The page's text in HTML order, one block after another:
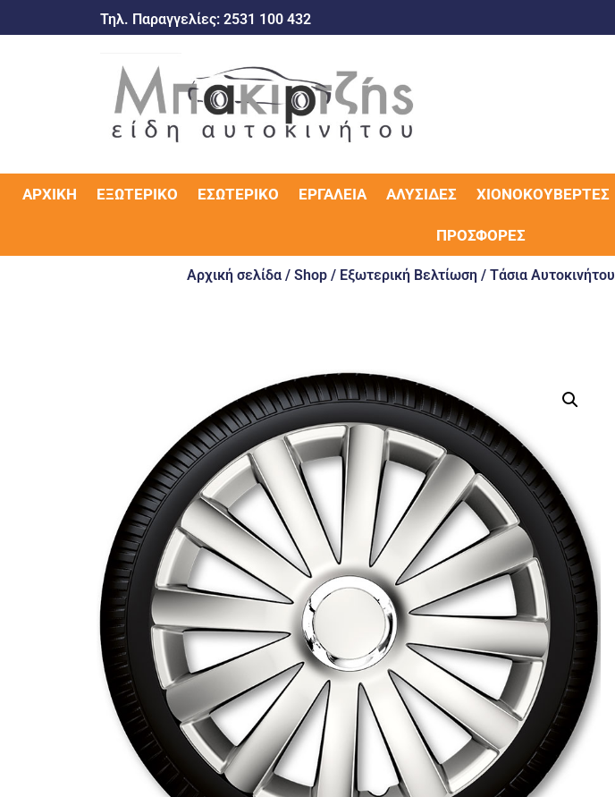
Τηλ. Παραγγελίες: 2531 100 432
ΑΡΧΙΚΉ ΕΞΩΤΕΡΙΚΌ ΕΣΩΤΕΡΙΚΌ ΕΡΓΑΛΕΊΑ ΑΛΥΣΊΔΕΣ ΧΙΟΝΟΚΟΥΒΈΡΤΕΣ
ΠΡΟΣΦΟΡΈΣ
Αρχική σελίδα/ Shop/ Εξωτερική Βελτίωση/ Τάσια Αυτοκινήτου